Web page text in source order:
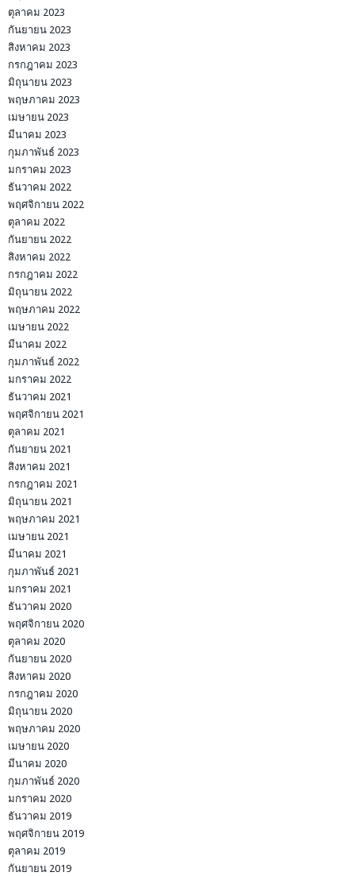
ตุลาคม 2023
กันยายน 2023
สิงหาคม 2023
กรกฎาคม 2023
มิถุนายน 2023
พฤษภาคม 2023
เมษายน 2023
มีนาคม 2023
กุมภาพันธ์ 2023
มกราคม 2023
ธันวาคม 2022
พฤศจิกายน 2022
ตุลาคม 2022
กันยายน 2022
สิงหาคม 2022
กรกฎาคม 2022
มิถุนายน 2022
พฤษภาคม 2022
เมษายน 2022
มีนาคม 2022
กุมภาพันธ์ 2022
มกราคม 2022
ธันวาคม 2021
พฤศจิกายน 2021
ตุลาคม 2021
กันยายน 2021
สิงหาคม 2021
กรกฎาคม 2021
มิถุนายน 2021
พฤษภาคม 2021
เมษายน 2021
มีนาคม 2021
กุมภาพันธ์ 2021
มกราคม 2021
ธันวาคม 2020
พฤศจิกายน 2020
ตุลาคม 2020
กันยายน 2020
สิงหาคม 2020
กรกฎาคม 2020
มิถุนายน 2020
พฤษภาคม 2020
เมษายน 2020
มีนาคม 2020
กุมภาพันธ์ 2020
มกราคม 2020
ธันวาคม 2019
พฤศจิกายน 2019
ตุลาคม 2019
กันยายน 2019